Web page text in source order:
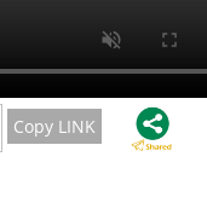
Copy LINK